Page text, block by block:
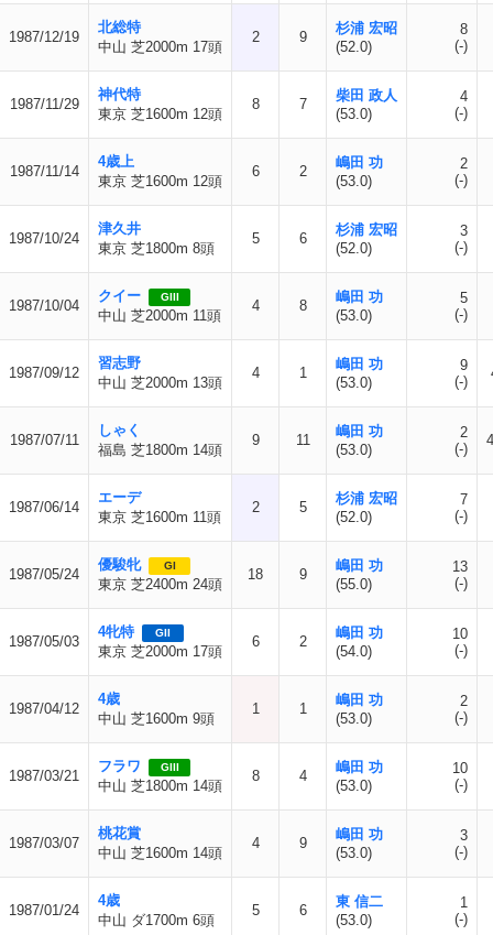
1987/12/19
北総特
中山 芝2000m 17頭
2 9
杉浦 宏昭
(52.0)
8
(-)
1987/11/29
神代特
東京 芝1600m 12頭
8 7
柴田 政人
(53.0)
4
(-)
1987/11/14
4歳上
東京 芝1600m 12頭
6 2
嶋田 功
(53.0)
2
(-)
1987/10/24
津久井
東京 芝1800m 8頭
5 6
杉浦 宏昭
(52.0)
3
(-)
1987/10/04
クイー GIII
中山 芝2000m 11頭
4 8
嶋田 功
(53.0)
5
(-)
1987/09/12
習志野
中山 芝2000m 13頭
4 1
嶋田 功
(53.0)
9
(-)
1987/07/11
しゃく
福島 芝1800m 14頭
9 11
嶋田 功
(53.0)
2
(-)
1987/06/14
エーデ
東京 芝1600m 11頭
2 5
杉浦 宏昭
(52.0)
7
(-)
1987/05/24
優駿牝 GI
東京 芝2400m 24頭
18 9
嶋田 功
(55.0)
13
(-)
1987/05/03
4牝特 GII
東京 芝2000m 17頭
6 2
嶋田 功
(54.0)
10
(-)
1987/04/12
4歳
中山 芝1600m 9頭
1 1
嶋田 功
(53.0)
2
(-)
1987/03/21
フラワ GIII
中山 芝1800m 14頭
8 4
嶋田 功
(53.0)
10
(-)
1987/03/07
桃花賞
中山 芝1600m 14頭
4 9
嶋田 功
(53.0)
3
(-)
1987/01/24
4歳
中山 ダ1700m 6頭
5 6
東 信二
(53.0)
1
(-)